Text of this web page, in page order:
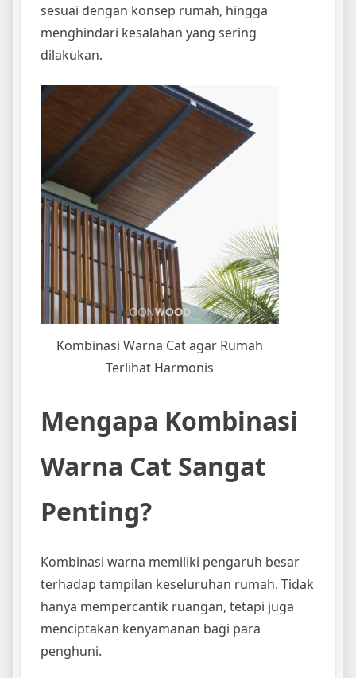
sesuai dengan konsep rumah, hingga
menghindari kesalahan yang sering
dilakukan.
Kombinasi Warna Cat agar Rumah
Terlihat Harmonis
Mengapa Kombinasi
Warna Cat Sangat
Penting?
Kombinasi warna memiliki pengaruh besar
terhadap tampilan keseluruhan rumah. Tidak
hanya mempercantik ruangan, tetapi juga
menciptakan kenyamanan bagi para
penghuni.